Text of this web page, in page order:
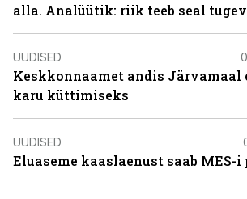
alla. Analüütik: riik teeb seal
UUDISED
Keskkonnaamet andis Järvamaal
karu küttimiseks
UUDISED
Eluaseme kaaslaenust saab MES-i